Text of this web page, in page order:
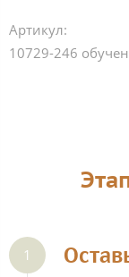
Артикул:
10729-246